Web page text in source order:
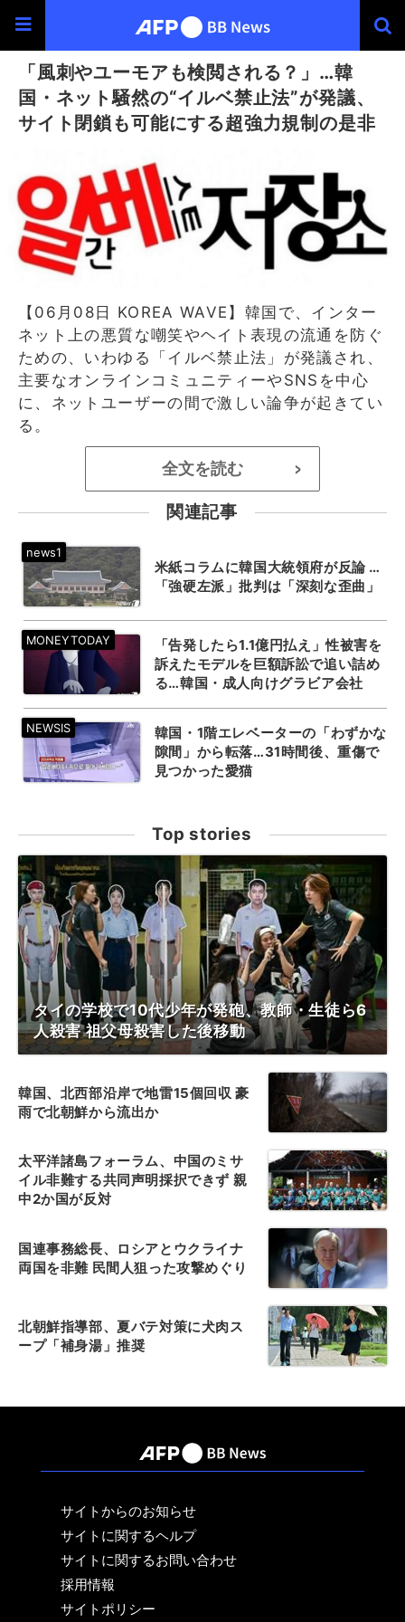
「風刺やユーモアも検閲される？」…韓
国・ネット騒然の“イルベ禁止法”が発議、
サイト閉鎖も可能にする超強力規制の是非
【06月08日 KOREA WAVE】韓国で、インター
ネット上の悪質な嘲笑やヘイト表現の流通を防ぐ
ための、いわゆる「イルベ禁止法」が発議され、
主要なオンラインコミュニティーやSNSを中心
に、ネットユーザーの間で激しい論争が起きてい
る。
全文を読む >
関連記事
米紙コラムに韓国大統領府が反論 …
「強硬左派」批判は「深刻な歪曲」
「告発したら1.1億円払え」性被害を
訴えたモデルを巨額訴訟で追い詰め
る…韓国・成人向けグラビア会社
韓国・1階エレベーターの「わずかな
隙間」から転落…31時間後、重傷で
見つかった愛猫
Top stories
タイの学校で10代少年が発砲、教師・生徒ら6
人殺害 祖父母殺害した後移動
韓国、北西部沿岸で地雷15個回収 豪
雨で北朝鮮から流出か
太平洋諸島フォーラム、中国のミサ
イル非難する共同声明採択できず 親
中2か国が反対
国連事務総長、ロシアとウクライナ
両国を非難 民間人狙った攻撃めぐり
北朝鮮指導部、夏バテ対策に犬肉ス
ープ「補身湯」推奨
サイトからのお知らせ
サイトに関するヘルプ
サイトに関するお問い合わせ
採用情報
サイトポリシー